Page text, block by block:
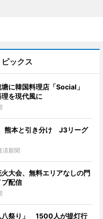
ックス
塘に韓国料理店「Social」
を現代風に
熊本と引き分け J3リーグ
済新聞
大会、無料エリアなしの門
配信
八祭り」 1500人が提灯行